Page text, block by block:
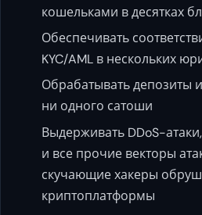
кошельками в десятках
Обеспечивать
KYC/AML в нескольких
Обрабатывать депозиты
ни одного сатоши
Выдерживать DDoS-
и все прочие векторы
скучающие хакеры
криптоплатформы